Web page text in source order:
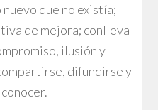
que no existía;
de mejora; conlleva
ilusión y
difundirse y